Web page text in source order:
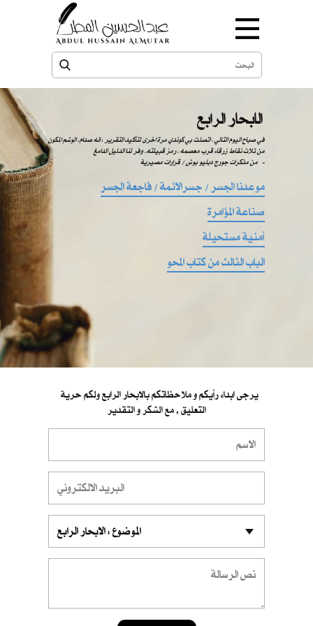
الابحار الرابع
في صباح اليوم التالي ، اتصلت بي كوندي مرة اخرى لتأكيد التقرير : انه صدام. الوشم المكون
من ثلاث نقاط زرقاء قرب معصمه ، رمز قبيلته. وفر لنا الدليل الدامغ
من مذكرات جورج دبليو بوش / قرارات مصيرية -
موعدنا الجسر / جسرالائمة / فاجعة الجسر
صناعة المؤامرة
أمنية مستحيلة
الباب الثالث من كتاب المحو
التعليق , مع الشكر و التقدير